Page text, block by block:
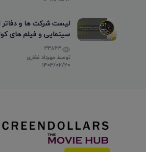
لیست شرکت ها و دفاتر
سینمایی و فیلم های
تماس)
توسط مهرداد غفاری
۱۴۰۳/۰۲/۲۰